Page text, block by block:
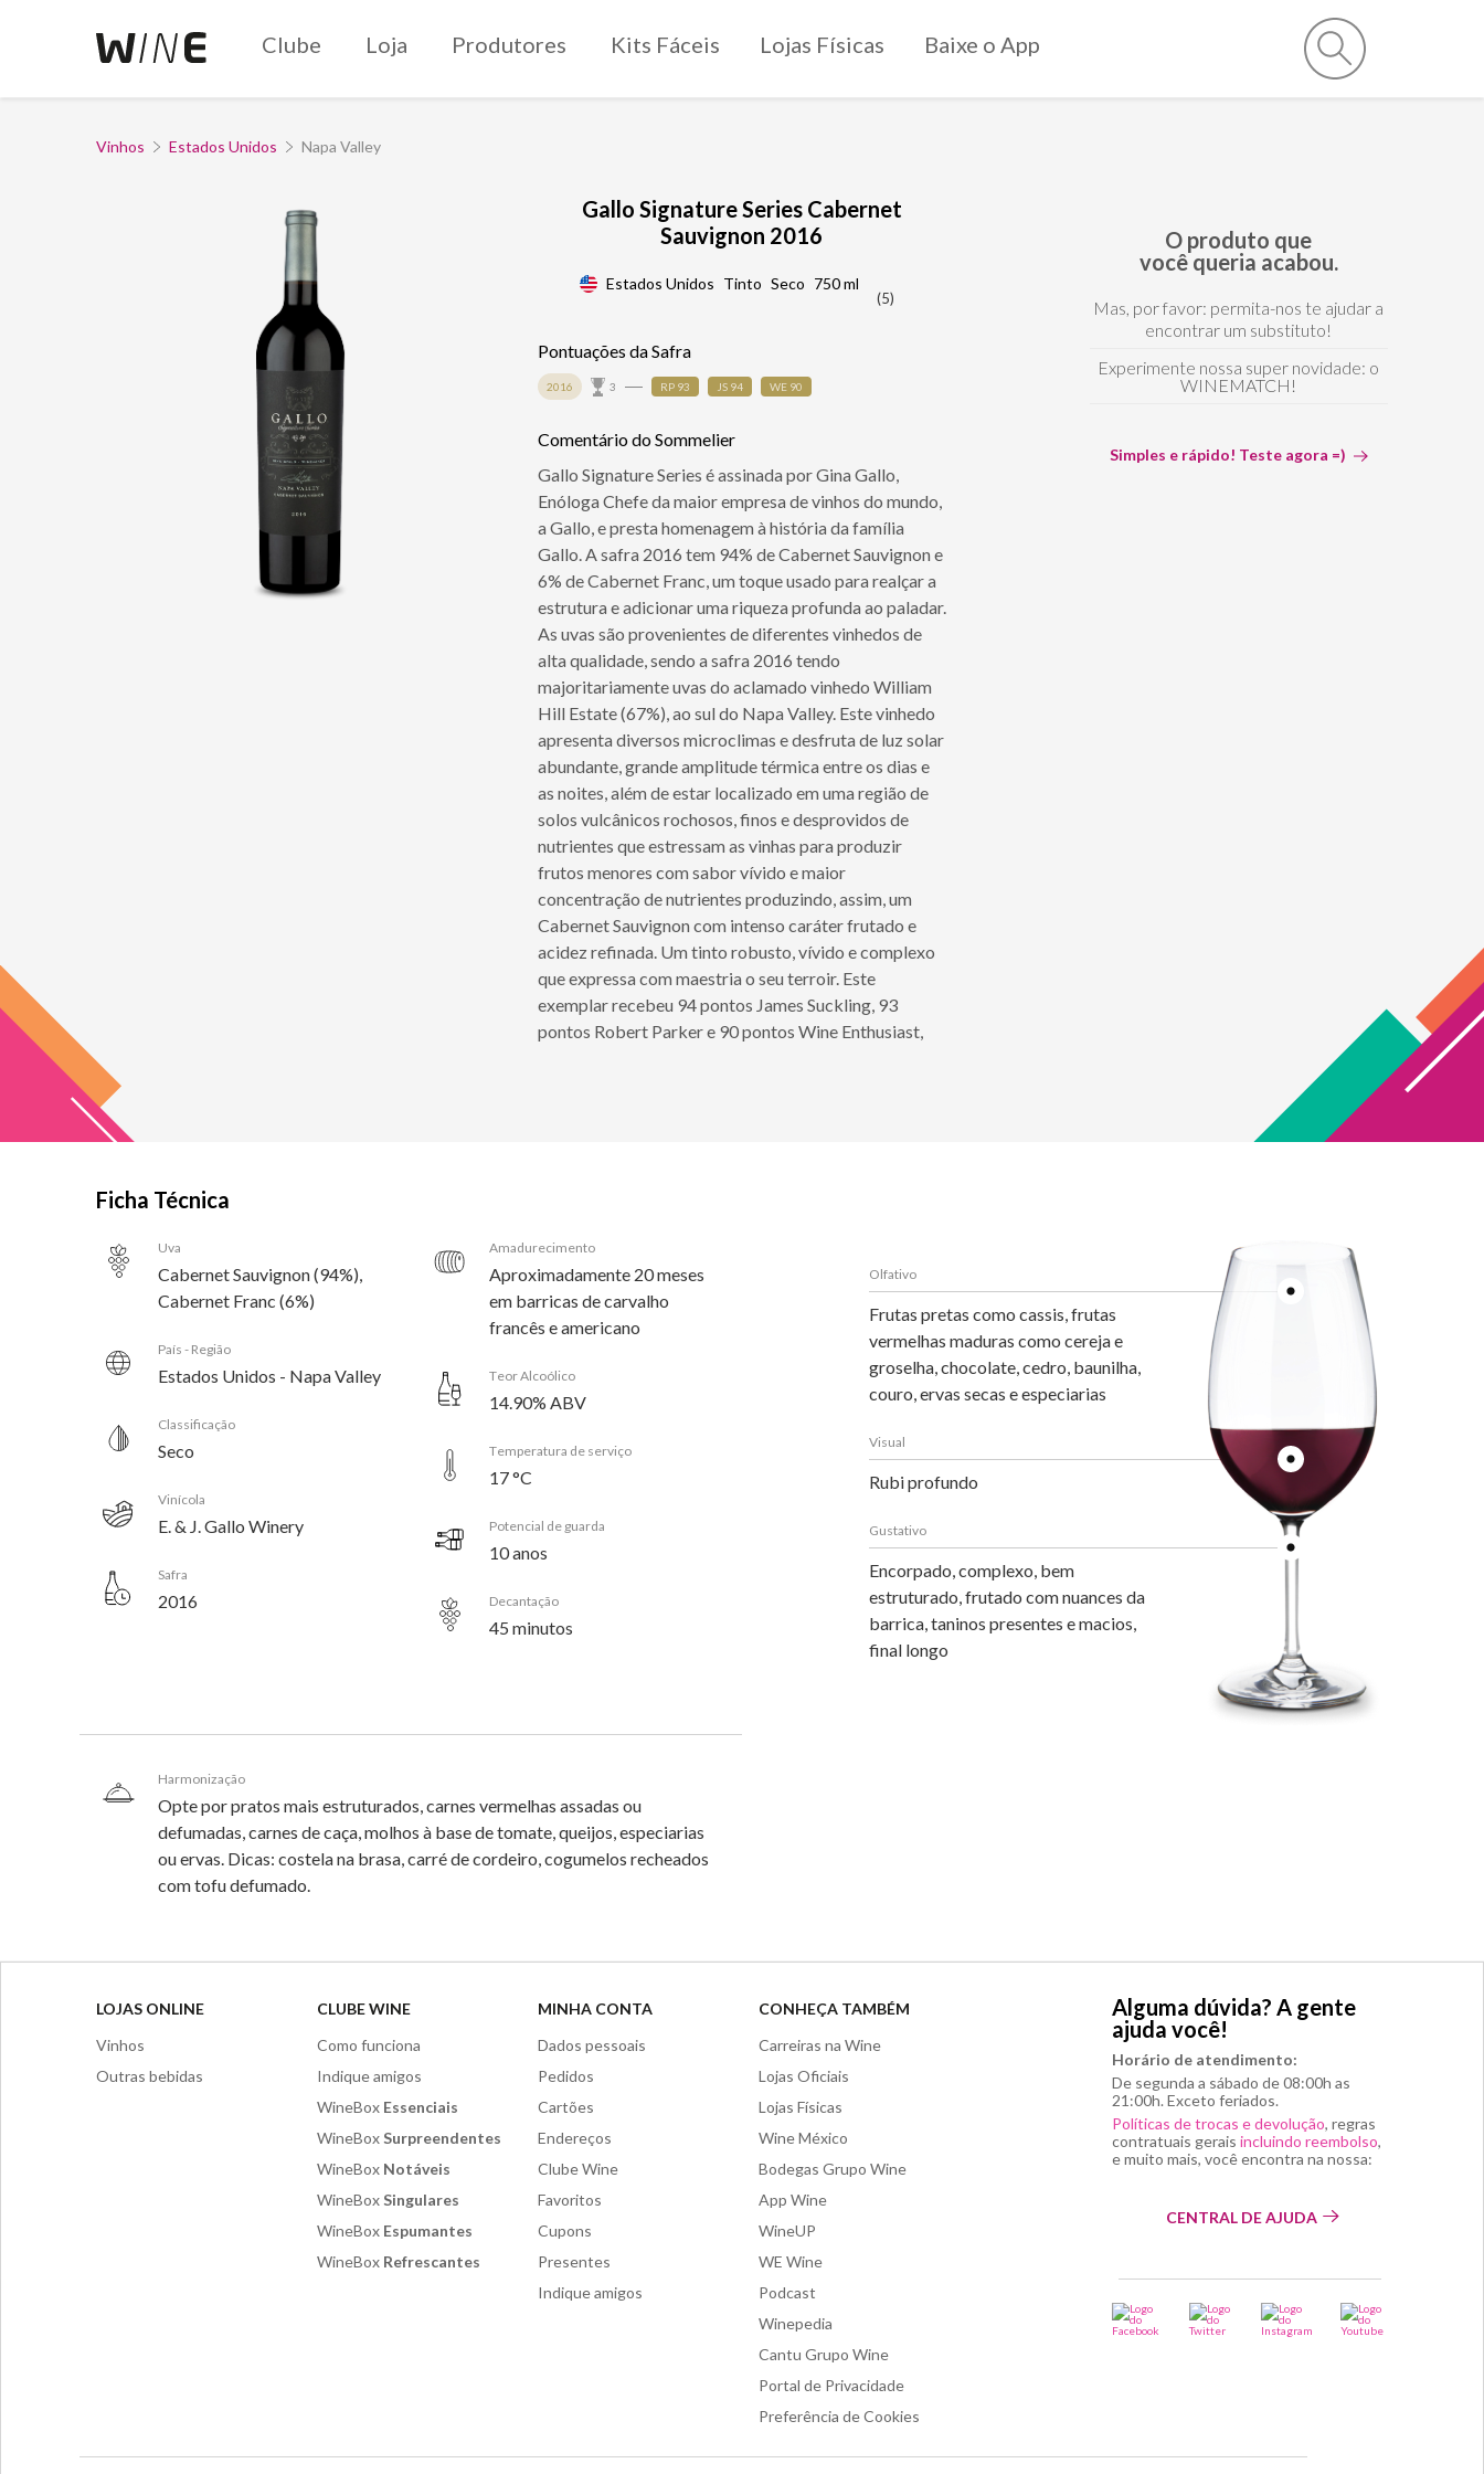
Clube Loja Produtores Kits Fáceis Lojas Físicas Baixe o App
Vinhos Estados Unidos Napa Valley
Gallo Signature Series Cabernet
Sauvignon 2016
Estados Unidos Tinto Seco 750 ml
(5)
Pontuações da Safra
2016 3 RP 93 JS 94 WE 90
Comentário do Sommelier
Gallo Signature Series é assinada por Gina Gallo,
Enóloga Chefe da maior empresa de vinhos do mundo,
a Gallo, e presta homenagem à história da família
Gallo. A safra 2016 tem 94% de Cabernet Sauvignon e
6% de Cabernet Franc, um toque usado para realçar a
estrutura e adicionar uma riqueza profunda ao paladar.
As uvas são provenientes de diferentes vinhedos de
alta qualidade, sendo a safra 2016 tendo
majoritariamente uvas do aclamado vinhedo William
Hill Estate (67%), ao sul do Napa Valley. Este vinhedo
apresenta diversos microclimas e desfruta de luz solar
abundante, grande amplitude térmica entre os dias e
as noites, além de estar localizado em uma região de
solos vulcânicos rochosos, finos e desprovidos de
nutrientes que estressam as vinhas para produzir
frutos menores com sabor vívido e maior
concentração de nutrientes produzindo, assim, um
Cabernet Sauvignon com intenso caráter frutado e
acidez refinada. Um tinto robusto, vívido e complexo
que expressa com maestria o seu terroir. Este
exemplar recebeu 94 pontos James Suckling, 93
pontos Robert Parker e 90 pontos Wine Enthusiast,
O produto que
você queria acabou.
Mas, por favor: permita-nos te ajudar a
encontrar um substituto!
Experimente nossa super novidade: o
WINEMATCH!
Simples e rápido! Teste agora =)
Ficha Técnica
Uva
Cabernet Sauvignon (94%),
Cabernet Franc (6%)
País - Região
Estados Unidos - Napa Valley
Classificação
Seco
Vinícola
E. & J. Gallo Winery
Safra
2016
Amadurecimento
Aproximadamente 20 meses
em barricas de carvalho
francês e americano
Teor Alcoólico
14.90% ABV
Temperatura de serviço
17 °C
Potencial de guarda
10 anos
Decantação
45 minutos
Olfativo
Frutas pretas como cassis, frutas
vermelhas maduras como cereja e
groselha, chocolate, cedro, baunilha,
couro, ervas secas e especiarias
Visual
Rubi profundo
Gustativo
Encorpado, complexo, bem
estruturado, frutado com nuances da
barrica, taninos presentes e macios,
final longo
Harmonização
Opte por pratos mais estruturados, carnes vermelhas assadas ou
defumadas, carnes de caça, molhos à base de tomate, queijos, especiarias
ou ervas. Dicas: costela na brasa, carré de cordeiro, cogumelos recheados
com tofu defumado.
LOJAS ONLINE
Vinhos
Outras bebidas
CLUBE WINE
Como funciona
Indique amigos
WineBox Essenciais
WineBoxSurpreendentes
WineBox Notáveis
WineBoxSingulares
WineBox Espumantes
WineBox Refrescantes
MINHA CONTA
Dados pessoais
Pedidos
Cartões
Endereços
Clube Wine
Favoritos
Cupons
Presentes
Indique amigos
CONHEÇA TAMBÉM
Carreiras na Wine
Lojas Oficiais
Lojas Físicas
Wine México
Bodegas Grupo Wine
App Wine
WineUP
WE Wine
Podcast
Winepedia
Cantu Grupo Wine
Portal de Privacidade
Preferência de Cookies
Alguma dúvida? A gente
ajuda você!
Horário de atendimento:
De segunda a sábado de 08:00h as
21:00h. Exceto feriados.
Políticas de trocas e devolução, regras
contratuais gerais incluindo reembolso,
e muito mais, você encontra na nossa:
CENTRAL DE AJUDA